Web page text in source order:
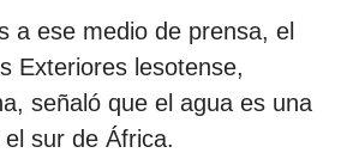
a ese medio de prensa, el
Exteriores lesotense,
señaló que el agua es una
sur de África.